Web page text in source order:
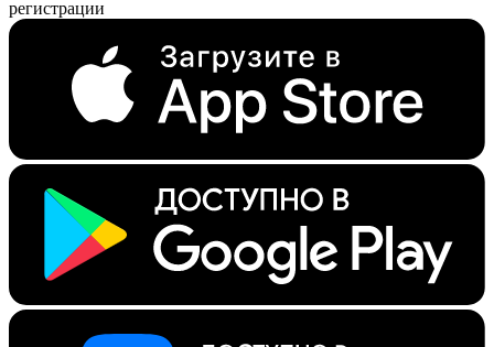
регистрации